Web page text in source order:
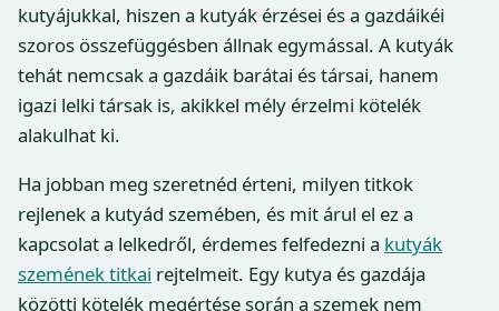
kutyájukkal, hiszen a kutyák érzései és a gazdáikéi
szoros összefüggésben állnak egymással. A kutyák
tehát nemcsak a gazdáik barátai és társai, hanem
igazi lelki társak is, akikkel mély érzelmi kötelék
alakulhat ki.
Ha jobban meg szeretnéd érteni, milyen titkok
rejlenek a kutyád szemében, és mit árul el ez a
kapcsolat a lelkedről, érdemes felfedezni a kutyák
szemének titkai rejtelmeit. Egy kutya és gazdája
közötti kötelék megértése során a szemek nem